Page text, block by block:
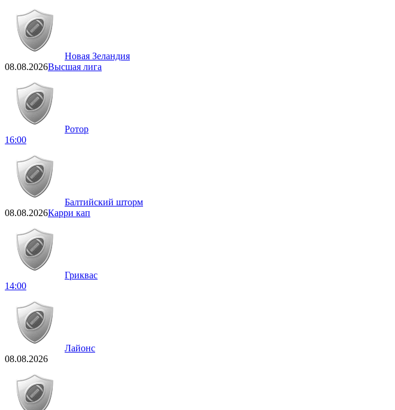
Новая Зеландия
08.08.2026Высшая лига
Ротор
16:00
Балтийский шторм
08.08.2026Карри кап
Гриквас
14:00
Лайонс
08.08.2026